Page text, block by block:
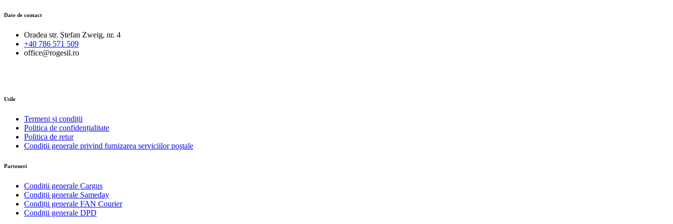
Date de contact
Oradea str. Ștefan Zweig, nr. 4
+40 786 571 509
office@rogesil.ro
Utile
Termeni și condiții
Politica de confidențialitate
Politica de retur
Condiţii generale privind furnizarea serviciilor poştale
Parteneri
Condiții generale Cargus
Condiții generale Sameday
Condiții generale FAN Courier
Condiții generale DPD